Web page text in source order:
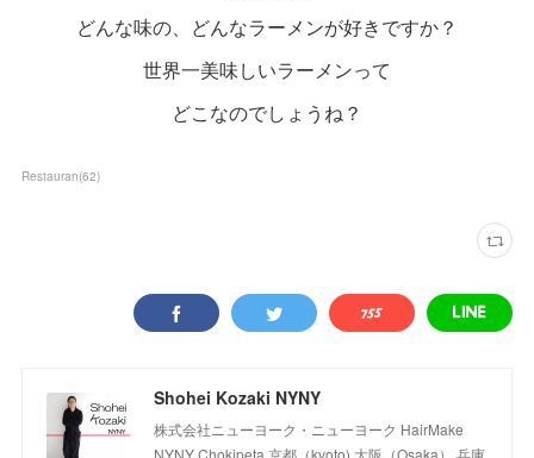
どんな味の、どんなラーメンが好きですか？
世界一美味しいラーメンって
どこなのでしょうね？
Restauran(62)
Shohei Kozaki NYNY
株式会社ニューヨーク・ニューヨーク HairMake